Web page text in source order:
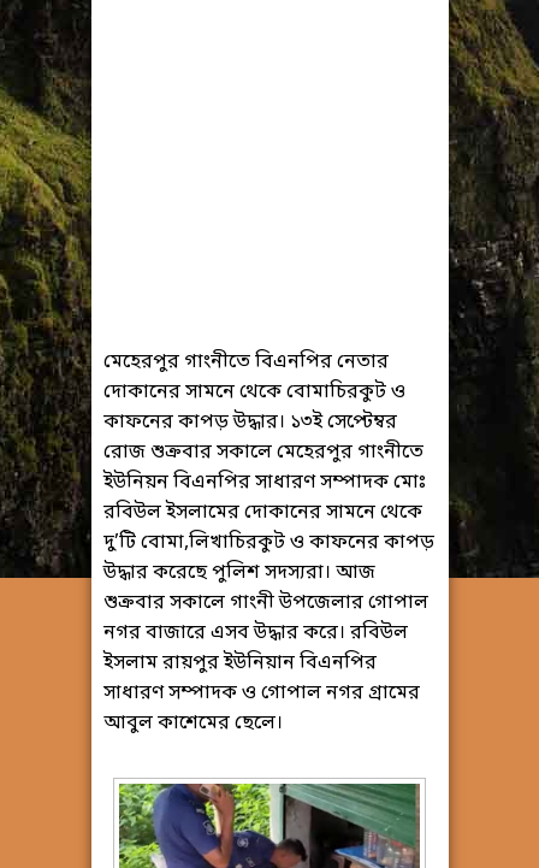
মেহেরপুর গাংনীতে বিএনপির নেতার
দোকানের সামনে থেকে বোমাচিরকুট ও
কাফনের কাপড় উদ্ধার। ১৩ই সেপ্টেম্বর
রোজ শুক্রবার সকালে মেহেরপুর গাংনীতে
ইউনিয়ন বিএনপির সাধারণ সম্পাদক মোঃ
রবিউল ইসলামের দোকানের সামনে থেকে
দু’টি বোমা,লিখাচিরকুট ও কাফনের কাপড়
উদ্ধার করেছে পুলিশ সদস্যরা। আজ
শুক্রবার সকালে গাংনী উপজেলার গোপাল
নগর বাজারে এসব উদ্ধার করে। রবিউল
ইসলাম রায়পুর ইউনিয়ান বিএনপির
সাধারণ সম্পাদক ও গোপাল নগর গ্রামের
আবুল কাশেমের ছেলে।